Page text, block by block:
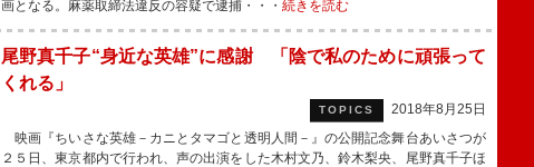
画となる。麻薬取締法違反の容疑で逮捕・・・ 続きを読む
尾野真千子“身近な英雄”に感謝 「陰で私のために頑張って
くれる」
TOPICS
2018年8月25日
映画『ちいさな英雄－カニとタマゴと透明人間－』の公開記念舞台あいさつが
２５日、東京都内で行われ、声の出演をした木村文乃、鈴木梨央、尾野真千子ほ